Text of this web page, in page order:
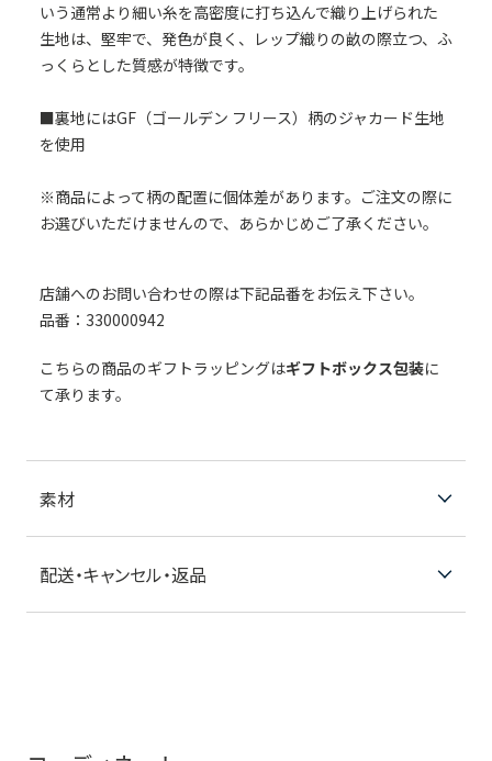
いう通常より細い糸を高密度に打ち込んで織り上げられた
生地は、堅牢で、発色が良く、レップ織りの畝の際立つ、ふ
っくらとした質感が特徴です。
■裏地にはGF（ゴールデン フリース）柄のジャカード生地
を使用
※商品によって柄の配置に個体差があります。ご注文の際に
お選びいただけませんので、あらかじめご了承ください。
店舗へのお問い合わせの際は下記品番をお伝え下さい。
品番：330000942
こちらの商品のギフトラッピングはギフトボックス包装に
て承ります。
素材
配送・キャンセル・返品